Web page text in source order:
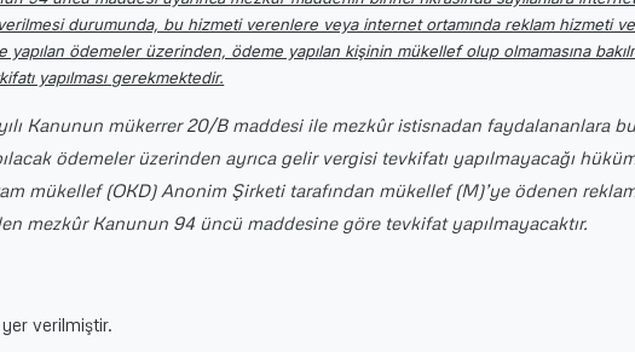
durumunda, bu hizmeti verenlere veya internet ortamında reklam hizmeti
yapılan ödemeler üzerinden, ödeme yapılan kişinin mükellef olup olmamasına
yapılması gerekmektedir.
Kanunun mükerrer 20/B maddesi ile mezkûr istisnadan faydalananlara
ödemeler üzerinden ayrıca gelir vergisi tevkifatı yapılmayacağı
mükellef (OKD) Anonim Şirketi tarafından mükellef (M)’ye ödenen
mezkûr Kanunun 94 üncü maddesine göre tevkifat yapılmayacaktır.
yer verilmiştir.